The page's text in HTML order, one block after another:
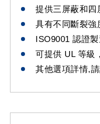
提供三屏蔽和四
具有不同斷裂強
ISO9001 認證
可提供 UL 等級
其他選項詳情,